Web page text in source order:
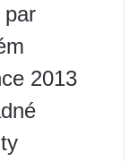
par
2013